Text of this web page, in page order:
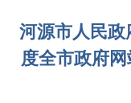
河源市人民政
度全市政府